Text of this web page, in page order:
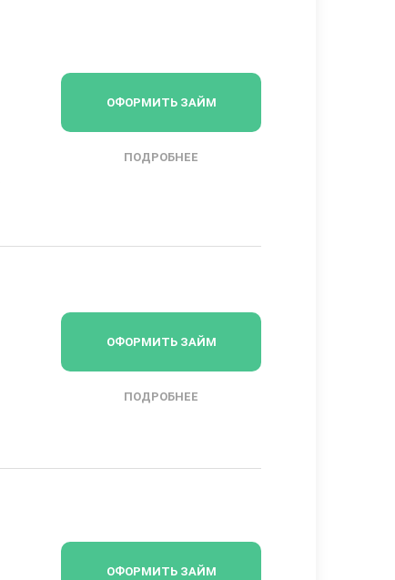
ОФОРМИТЬ ЗАЙМ
ПОДРОБНЕЕ
ОФОРМИТЬ ЗАЙМ
ПОДРОБНЕЕ
ОФОРМИТЬ ЗАЙМ